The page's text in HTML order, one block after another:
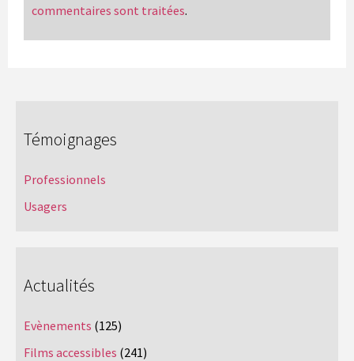
commentaires sont traitées.
Témoignages
Professionnels
Usagers
Actualités
Evènements (125)
Films accessibles (241)